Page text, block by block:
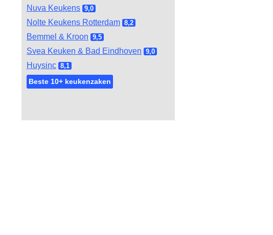
Nuva Keukens 9,0
Nolte Keukens Rotterdam 8,2
Bemmel & Kroon 9,5
Svea Keuken & Bad Eindhoven 9,0
Huysinc 8,1
Beste 10+ keukenzaken